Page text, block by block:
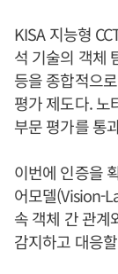
KISA 지능형
석 기술의 객체
등을 종합적으
평가 제도다. 노
부문 평가를 통
이번에 인증을
어모델(Vision-
속 객체 간 관계
감지하고 대응